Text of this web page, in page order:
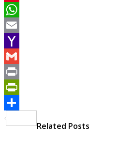
Pinterest
WhatsApp
Email
Yahoo
Mail
Gmail
Print
PrintFriendly
Related Posts